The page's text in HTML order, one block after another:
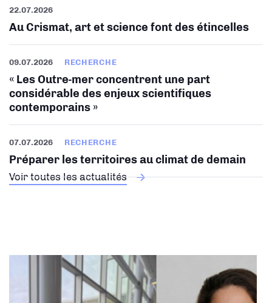
Voir toutes les actualités
22.07.2026
Au Crismat, art et science font des étincelles
09.07.2026 RECHERCHE
« Les Outre-mer concentrent une part
considérable des enjeux scientifiques
contemporains »
07.07.2026 RECHERCHE
Préparer les territoires au climat de demain